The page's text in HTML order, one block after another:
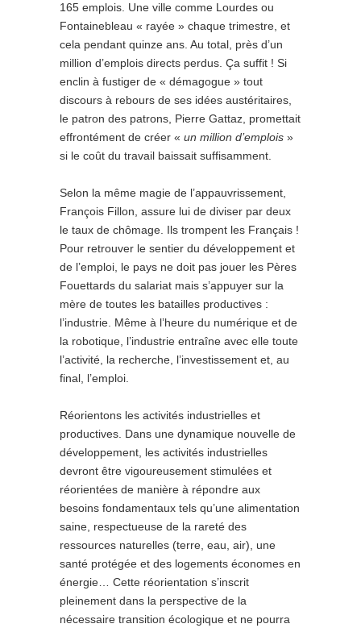
165 emplois. Une ville comme Lourdes ou
Fontainebleau « rayée » chaque trimestre, et
cela pendant quinze ans. Au total, près d’un
million d’emplois directs perdus. Ça suffit ! Si
enclin à fustiger de « démagogue » tout
discours à rebours de ses idées austéritaires,
le patron des patrons, Pierre Gattaz, promettait
effrontément de créer « un million d’emplois »
si le coût du travail baissait suffisamment.
Selon la même magie de l’appauvrissement,
François Fillon, assure lui de diviser par deux
le taux de chômage. Ils trompent les Français !
Pour retrouver le sentier du développement et
de l’emploi, le pays ne doit pas jouer les Pères
Fouettards du salariat mais s’appuyer sur la
mère de toutes les batailles productives :
l’industrie. Même à l’heure du numérique et de
la robotique, l’industrie entraîne avec elle toute
l’activité, la recherche, l’investissement et, au
final, l’emploi.
Réorientons les activités industrielles et
productives. Dans une dynamique nouvelle de
développement, les activités industrielles
devront être vigoureusement stimulées et
réorientées de manière à répondre aux
besoins fondamentaux tels qu’une alimentation
saine, respectueuse de la rareté des
ressources naturelles (terre, eau, air), une
santé protégée et des logements économes en
énergie… Cette réorientation s’inscrit
pleinement dans la perspective de la
nécessaire transition écologique et ne pourra